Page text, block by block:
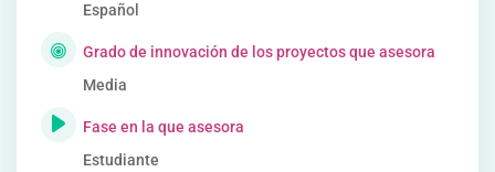
Español
Grado de innovación de los proyectos que asesora
Media
Fase en la que asesora
Estudiante